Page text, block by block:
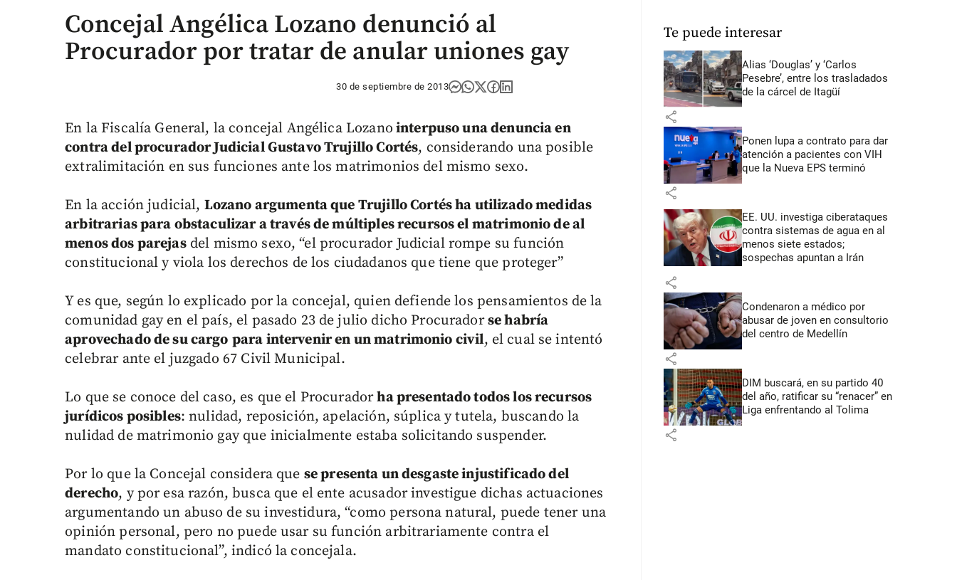
Concejal Angélica Lozano denunció al
Procurador por tratar de anular uniones gay
30 de septiembre de 2013
En la Fiscalía General, la concejal Angélica Lozano interpuso una denuncia en
contra del procurador Judicial Gustavo Trujillo Cortés, considerando una posible
extralimitación en sus funciones ante los matrimonios del mismo sexo.
En la acción judicial, Lozano argumenta que Trujillo Cortés ha utilizado medidas
arbitrarias para obstaculizar a través de múltiples recursos el matrimonio de al
menos dos parejasdel mismo sexo, “el procurador Judicial rompe su función
constitucional y viola los derechos de los ciudadanos que tiene que proteger”
Y es que, según lo explicado por la concejal, quien defiende los pensamientos de la
comunidad gay en el país, el pasado 23 de julio dicho Procuradorse habría
aprovechado de su cargo para intervenir en un matrimonio civil, el cual se intentó
celebrar ante el juzgado 67 Civil Municipal.
Lo que se conoce del caso, es que el Procuradorha presentado todos los recursos
jurídicos posibles: nulidad, reposición, apelación, súplica y tutela, buscando la
nulidad de matrimonio gay que inicialmente estaba solicitando suspender.
Por lo que la Concejal considera que se presenta un desgaste injustificado del
derecho, y por esa razón, busca que el ente acusador investigue dichas actuaciones
argumentando un abuso de su investidura, “como persona natural, puede tener una
opinión personal, pero no puede usar su función arbitrariamente contra el
mandato constitucional”, indicó la concejala.
Te puede interesar
Alias ‘Douglas’ y ‘Carlos
Pesebre’, entre los trasladados
de la cárcel de Itagüí
share
Ponen lupa a contrato para dar
atención a pacientes con VIH
que la Nueva EPS terminó
share
EE. UU. investiga ciberataques
contra sistemas de agua en al
menos siete estados;
sospechas apuntan a Irán
share
Condenaron a médico por
abusar de joven en consultorio
del centro de Medellín
share
DIM buscará, en su partido 40
del año, ratificar su “renacer” en
Liga enfrentando al Tolima
share